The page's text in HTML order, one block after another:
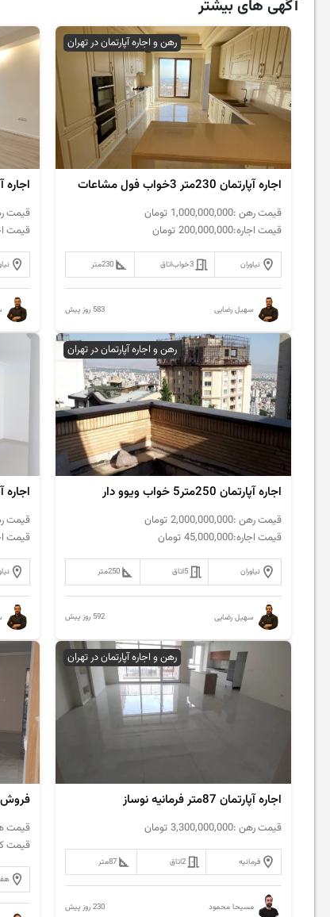
آگهی های بیشتر
رهن و اجاره آپارتمان در تهران
اجاره آپارتمان 230متر 3خواب فول مشاعات
قیمت رهن :1,000,000,000 تومان
قیمت اجاره:200,000,000 تومان
نیاوران 3خواب اتاق 230متر
سهیل رضایی 583 روز پیش
اجاره آپارتمان
قیمت
قیمت
رهن و اجاره آپارتمان در تهران
اجاره آپارتمان 250متر5 خواب ویوو دار
قیمت رهن :2,000,000,000 تومان
قیمت اجاره:45,000,000 تومان
نیاوران 5اتاق 250متر
سهیل رضایی 592 روز پیش
اجاره آپارتمان
قیمت
قیمت
رهن و اجاره آپارتمان در تهران
اجاره آپارتمان 87متر فرمانیه نوساز
قیمت رهن :3,300,000,000 تومان
فرمانیه 2اتاق 87متر
مسیحا محمود 230 روز پیش
قیمت
قیمت